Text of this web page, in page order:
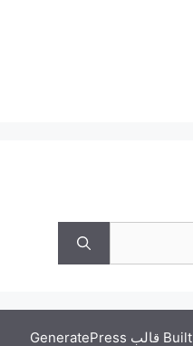
قالب GeneratePress